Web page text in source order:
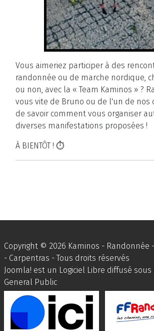
Vous aimeriez participer à des
randonnée ou de marche nordique,
ou non, avec la « Team Kaminos » ?
vous vite de Bruno ou de l'un de nos
de savoir comment vous organiser
diverses manifestations proposées !
À BIENTÔT ! ⏱️
Copyright © 2026 Kaminos - Randonnée
- Carpentras - Tous droits réservés
Joomla! est un Logiciel Libre diffusé sous
General Public